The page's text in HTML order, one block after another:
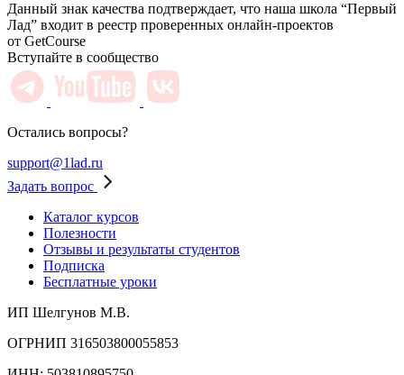
Данный знак качества подтверждает, что наша школа “Первый
Лад” входит в реестр проверенных онлайн-проектов
от GetCourse
Вступайте в сообщество
Остались вопросы?
support@1lad.ru
Задать вопрос
Каталог курсов
Полезности
Отзывы и результаты студентов
Подписка
Бесплатные уроки
ИП Шелгунов М.В.
ОГРНИП 316503800055853